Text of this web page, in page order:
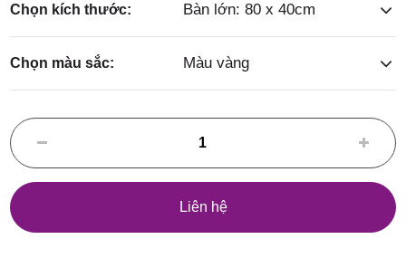
Điểm,
huyện
Chọn kích thước: Bàn lớn: 80 x 40cm
Chọn màu sắc: Màu vàng
Liên hệ